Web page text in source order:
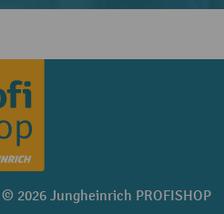
2026 Jungheinrich PROFISHOP